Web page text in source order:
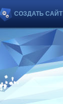
СОЗДАТЬ САЙТ